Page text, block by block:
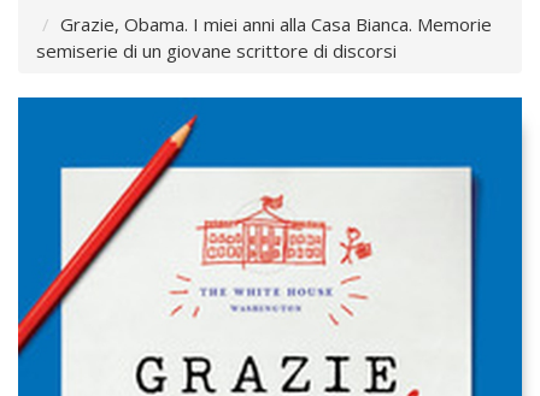
Grazie, Obama. I miei anni alla Casa Bianca. Memorie
semiserie di un giovane scrittore di discorsi